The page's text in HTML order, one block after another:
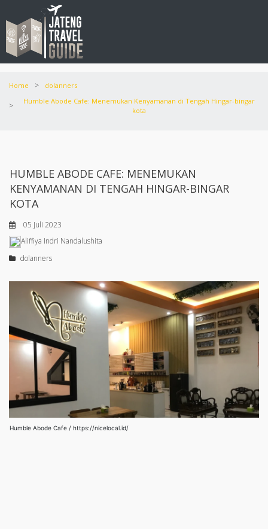
Home > dolanners
>
Humble Abode Cafe: Menemukan Kenyamanan di Tengah Hingar-bingar
kota
HUMBLE ABODE CAFE: MENEMUKAN
KENYAMANAN DI TENGAH HINGAR-BINGAR
KOTA
05 Juli 2023
Aliffiya Indri Nandalushita
dolanners
Humble Abode Cafe / https://nicelocal.id/